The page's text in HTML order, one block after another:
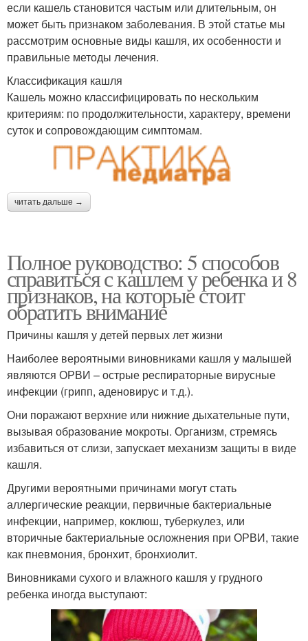
если кашель становится частым или длительным, он
может быть признаком заболевания. В этой статье мы
рассмотрим основные виды кашля, их особенности и
правильные методы лечения.
Классификация кашля
Кашель можно классифицировать по нескольким
критериям: по продолжительности, характеру, времени
суток и сопровождающим симптомам.
читать дальше →
Полное руководство: 5 способов
справиться с кашлем у ребенка и 8
признаков, на которые стоит
обратить внимание
Причины кашля у детей первых лет жизни
Наиболее вероятными виновниками кашля у малышей
являются ОРВИ – острые респираторные вирусные
инфекции (грипп, аденовирус и т.д.).
Они поражают верхние или нижние дыхательные пути,
вызывая образование мокроты. Организм, стремясь
избавиться от слизи, запускает механизм защиты в виде
кашля.
Другими вероятными причинами могут стать
аллергические реакции, первичные бактериальные
инфекции, например, коклюш, туберкулез, или
вторичные бактериальные осложнения при ОРВИ, такие
как пневмония, бронхит, бронхиолит.
Виновниками сухого и влажного кашля у грудного
ребенка иногда выступают: